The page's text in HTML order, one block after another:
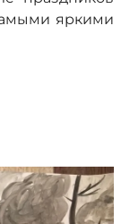
яркими